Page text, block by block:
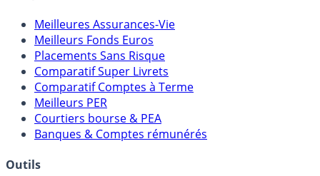
Comparatifs
Meilleures Assurances-Vie
Meilleurs Fonds Euros
Placements Sans Risque
Comparatif Super Livrets
Comparatif Comptes à Terme
Meilleurs PER
Courtiers bourse & PEA
Banques & Comptes rémunérés